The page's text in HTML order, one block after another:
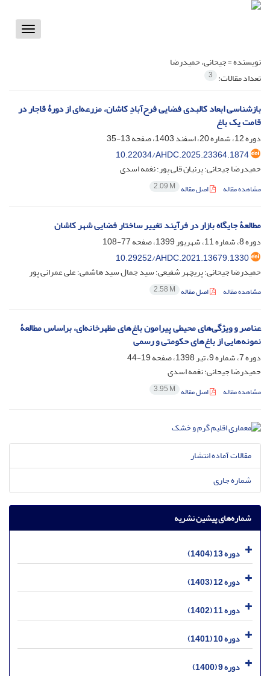
Toggle
نویسنده =جیحانی، حمیدرضا
تعداد مقالات: 3
بازشناسی ابعاد کالبدی فضایی فرح‌آبادِ کاشان، مزرعه‌ای از دورۀ قاجار در
قامت یک باغ
دوره 12، شماره 20، اسفند 1403، صفحه
13-35
10.22034/AHDC.2025.23364.1874
حمیدرضا جیحانی؛ پرنیان قلی پور؛ نغمه اسدی
مشاهده مقاله اصل مقاله 2.09 M
مطالعۀ جایگاه بازار در فرآیند تغییر ساختار فضایی شهر کاشان
دوره 8، شماره 11، شهریور 1399، صفحه
77-108
10.29252/AHDC.2021.13679.1330
حمیدرضا جیحانی؛ پریچهر شفیعی؛ سید جمال سید هاشمی؛ علی عمرانی پور
مشاهده مقاله اصل مقاله 2.58 M
عناصر و ویژگی‌های محیطی پیرامون باغ‌های مظهرخانه‌ای، براساس مطالعۀ
نمونه‌هایی از باغ‌های حکومتی و رسمی
دوره 7، شماره 9، تیر 1398، صفحه
19-44
حمیدرضا جیحانی؛ نغمه اسدی
مشاهده مقاله اصل مقاله 3.95 M
مقالات آماده انتشار
شماره جاری
شماره‌های پیشین نشریه
دوره 13 (1404)
دوره 12 (1403)
دوره 11 (1402)
دوره 10 (1401)
دوره 9 (1400)